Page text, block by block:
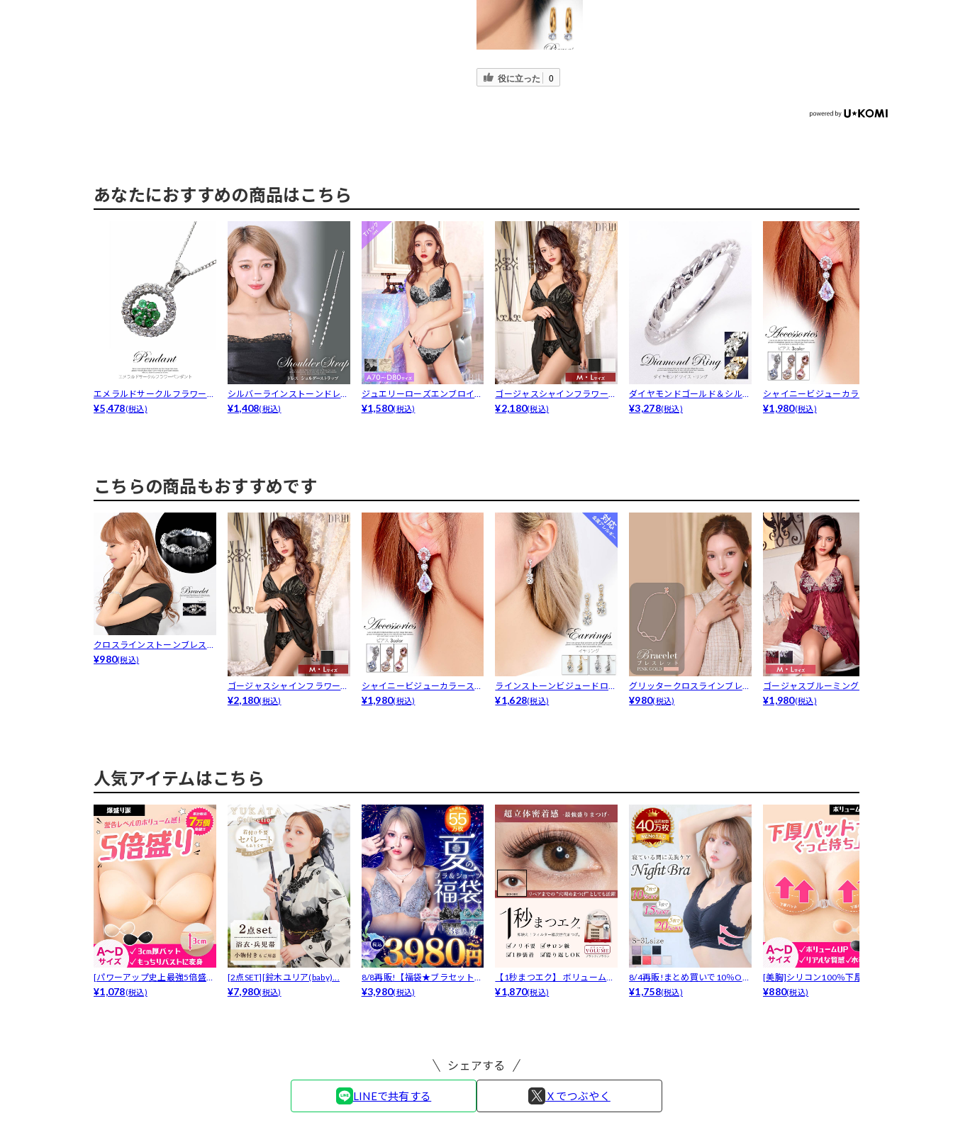
役に立った 0
あなたにおすすめの商品はこちら
エメラルドサークルフラワーペ
ンダント
¥5,478(税込)
シルバーラインストーンドレス
ショルダー...
¥1,408(税込)
ジュエリーローズエンブロイダ
リーブラジ...
¥1,580(税込)
ゴージャスシャインフラワーベ
ビードール
¥2,180(税込)
ダイヤモンドゴールド＆シルバ
ーツイストリング
¥3,278(税込)
シャイニービジューカラースト
ーンピアス
¥1,980(税込)
こちらの商品もおすすめです
クロスラインストーンブレスレ
ット［アク...
¥980(税込)
ゴージャスシャインフラワーベ
ビードール
¥2,180(税込)
シャイニービジューカラースト
ーンピアス
¥1,980(税込)
ラインストーンビジュードロッ
プイヤリング
¥1,628(税込)
グリッタークロスラインブレス
レット
¥980(税込)
ゴージャスブルーミングローズ
ベビードール
¥1,980(税込)
人気アイテムはこちら
[パワーアップ史上最強5倍盛り
アップも...
¥1,078(税込)
[2点SET][鈴木ユリア(baby)...
¥7,980(税込)
8/8再販!【福袋★ブラセット3
点入】...
¥3,980(税込)
【1秒まつエク】 ボリュームタ
イプ ブ...
¥1,870(税込)
8/4再販!まとめ買いで10％OF
F！...
¥1,758(税込)
[美胸]シリコン100％下厚プッ
シュア...
¥880(税込)
シェアする
LINEで共有する Ｘでつぶやく